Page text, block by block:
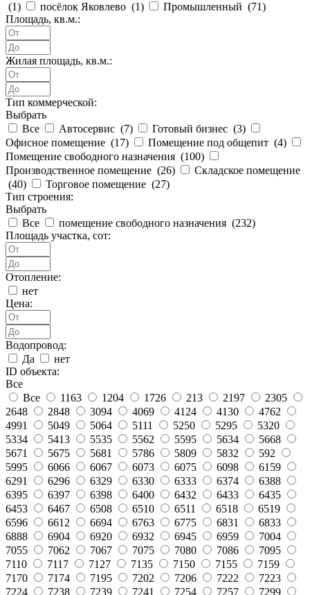
(1) посёлок Яковлево (1) Промышленный (71)
Площадь, кв.м.:
Жилая площадь, кв.м.:
Тип коммерческой:
Выбрать
Все
Автосервис (7) Готовый бизнес (3)
Офисное помещение (17) Помещение под общепит (4)
Помещение свободного назначения (100)
Производственное помещение (26)
Складское помещение
(40) Торговое помещение (27)
Тип строения:
Выбрать
Все
помещение свободного назначения (232)
Площадь участка, сот:
Отопление:
нет
Цена:
Водопровод:
Да
нет
ID объекта:
Все
Все
1163 1204 1726 213 2197
2305
2648
2848 3094 4069 4124 4130
4762
4991
5049 5064 5111 5250 5295
5320
5334
5413 5535 5562 5595 5634
5668
5671
5675 5681 5786 5809 5832
592
5995
6066 6067 6073 6075 6098
6159
6291
6296 6329 6330 6333 6374
6388
6395
6397 6398 6400 6432 6433
6435
6453
6467 6508 6510 6511 6518
6519
6596
6612 6694 6763 6775 6831
6833
6888
6904 6920 6932 6945 6959
7004
7055
7062 7067 7075 7080 7086
7095
7110
7117 7127 7135 7150 7155
7159
7170
7174 7195 7202 7206 7222
7223
7224
7238 7239 7241 7254 7257
7299